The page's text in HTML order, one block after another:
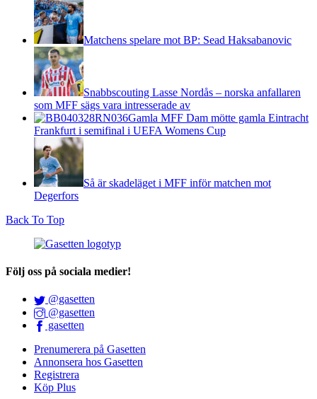
Matchens spelare mot BP: Sead Haksabanovic
Snabbscouting Lasse Nordås – norska anfallaren
som MFF sägs vara intresserade av
Gamla MFF Dam mötte gamla Eintracht
Frankfurt i semifinal i UEFA Womens Cup
Så är skadeläget i MFF inför matchen mot
Degerfors
Back To Top
Följ oss på sociala medier!
@gasetten
@gasetten
gasetten
Prenumerera på Gasetten
Annonsera hos Gasetten
Registrera
Köp Plus